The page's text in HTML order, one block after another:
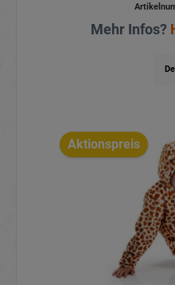
Mehr Infos?
Aktionspreis